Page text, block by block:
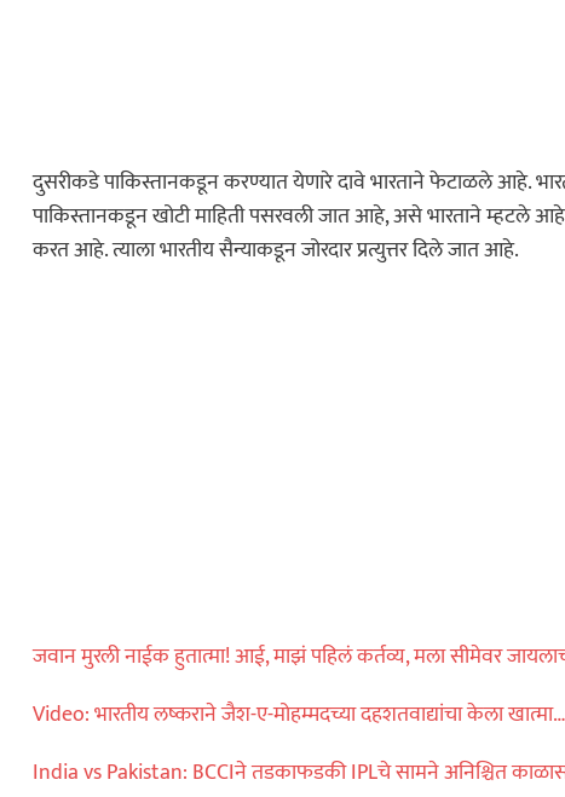
ताफा अचानक
दुसरीकडे पाकिस्तानकडून करण्यात येणारे दावे भारताने फेटाळले आहे.
पाकिस्तानकडून खोटी माहिती पसरवली जात आहे, असे भारताने म्हटले
करत आहे. त्याला भारतीय सैन्याकडून जोरदार प्रत्युत्तर दिले जात आहे.
जवान मुरली नाईक हुतात्मा! आई, माझं पहिलं कर्तव्य, मला सीमेवर
Video: भारतीय लष्कराने जैश-ए-मोहम्मदच्या दहशतवाद्यांचा केला खात्मा…
India vs Pakistan: BCCIने तडकाफडकी IPLचे सामने अनिश्चित